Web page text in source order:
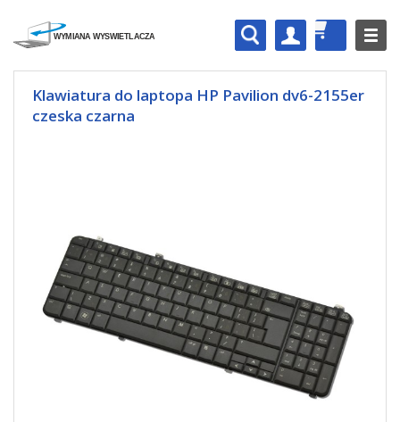
Klawiatura do laptopa HP Pavilion dv6-2155er
czeska czarna